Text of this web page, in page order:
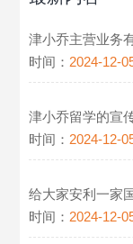
津小乔主营业务
时间： 2024-12-
津小乔留学的宣
时间： 2024-12-
给大家安利一家
时间： 2024-12-